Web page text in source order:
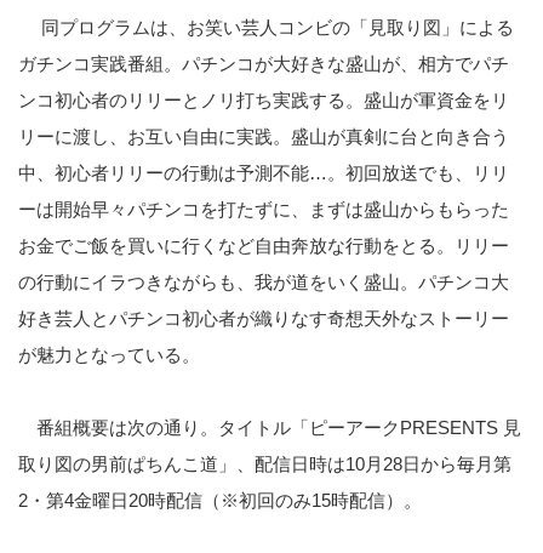
同プログラムは、お笑い芸人コンビの「見取り図」による
ガチンコ実践番組。パチンコが大好きな盛山が、相方でパチ
ンコ初心者のリリーとノリ打ち実践する。盛山が軍資金をリ
リーに渡し、お互い自由に実践。盛山が真剣に台と向き合う
中、初心者リリーの行動は予測不能…。初回放送でも、リリ
ーは開始早々パチンコを打たずに、まずは盛山からもらった
お金でご飯を買いに行くなど自由奔放な行動をとる。リリー
の行動にイラつきながらも、我が道をいく盛山。パチンコ大
好き芸人とパチンコ初心者が織りなす奇想天外なストーリー
が魅力となっている。
番組概要は次の通り。タイトル「ピーアークPRESENTS 見
取り図の男前ぱちんこ道」、配信日時は10月28日から毎月第
2・第4金曜日20時配信（※初回のみ15時配信）。